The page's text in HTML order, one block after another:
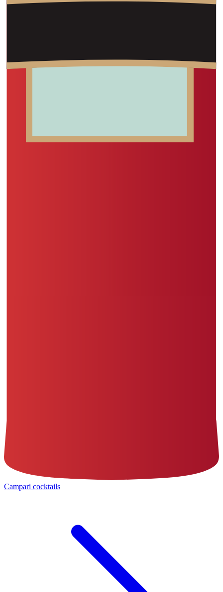
Campari cocktails